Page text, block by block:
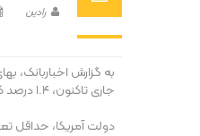
رادین
جاری تاکنون، ۱.۴ درصد کاهش یافته است.شاخص دلار بلومبرگ، تغییر چندانی نداشت.